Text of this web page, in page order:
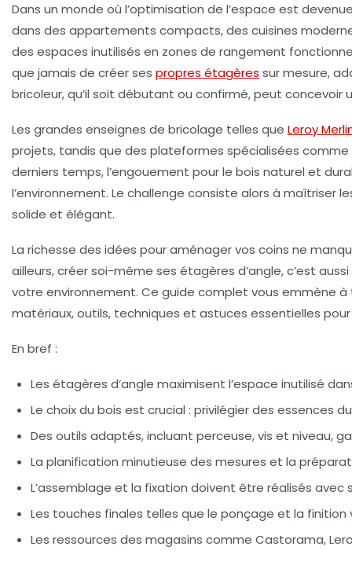
Dans un monde où l’optimisation de l’espace est
dans des appartements compacts, des cuisines
des espaces inutilisés en zones de rangement
que jamais de créer ses propres étagères sur mesure,
bricoleur, qu’il soit débutant ou confirmé, peut
Les grandes enseignes de bricolage telles que Leroy
projets, tandis que des plateformes spécialisées comme
derniers temps, l’engouement pour le bois naturel et
l’environnement. Le challenge consiste alors à maîtriser
solide et élégant.
La richesse des idées pour aménager vos coins ne
ailleurs, créer soi-même ses étagères d’angle, c’est
votre environnement. Ce guide complet vous emmène
matériaux, outils, techniques et astuces essentielles
En bref :
Les étagères d’angle maximisent l’espace inutilisé
Le choix du bois est crucial : privilégier des essences
Des outils adaptés, incluant perceuse, vis et niveau,
La planification minutieuse des mesures et la
L’assemblage et la fixation doivent être réalisés
Les touches finales telles que le ponçage et la
Les ressources des magasins comme Castorama,